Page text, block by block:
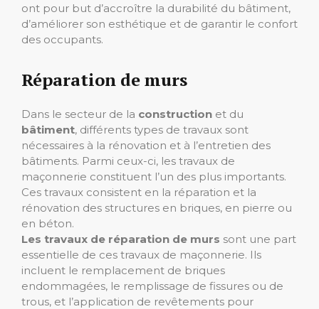
ont pour but d’accroître la durabilité du bâtiment,
d’améliorer son esthétique et de garantir le confort
des occupants.
Réparation de murs
Dans le secteur de la construction et du
bâtiment, différents types de travaux sont
nécessaires à la rénovation et à l’entretien des
bâtiments. Parmi ceux-ci, les travaux de
maçonnerie constituent l’un des plus importants.
Ces travaux consistent en la réparation et la
rénovation des structures en briques, en pierre ou
en béton.
Les travaux de réparation de murs sont une part
essentielle de ces travaux de maçonnerie. Ils
incluent le remplacement de briques
endommagées, le remplissage de fissures ou de
trous, et l’application de revêtements pour